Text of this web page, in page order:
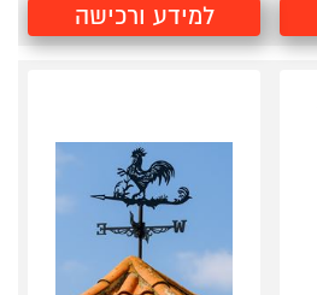
למידע ורכישה